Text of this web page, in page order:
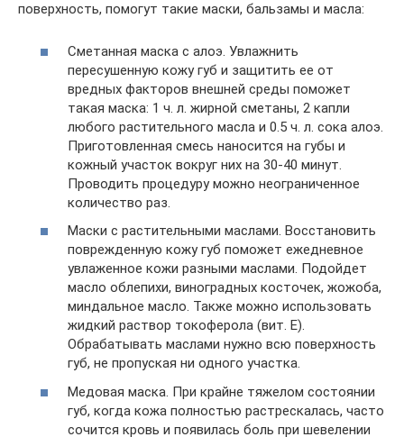
поверхность, помогут такие маски, бальзамы и масла:
Сметанная маска с алоэ. Увлажнить
пересушенную кожу губ и защитить ее от
вредных факторов внешней среды поможет
такая маска: 1 ч. л. жирной сметаны, 2 капли
любого растительного масла и 0.5 ч. л. сока алоэ.
Приготовленная смесь наносится на губы и
кожный участок вокруг них на 30-40 минут.
Проводить процедуру можно неограниченное
количество раз.
Маски с растительными маслами. Восстановить
поврежденную кожу губ поможет ежедневное
увлаженное кожи разными маслами. Подойдет
масло облепихи, виноградных косточек, жожоба,
миндальное масло. Также можно использовать
жидкий раствор токоферола (вит. Е).
Обрабатывать маслами нужно всю поверхность
губ, не пропуская ни одного участка.
Медовая маска. При крайне тяжелом состоянии
губ, когда кожа полностью растрескалась, часто
сочится кровь и появилась боль при шевелении